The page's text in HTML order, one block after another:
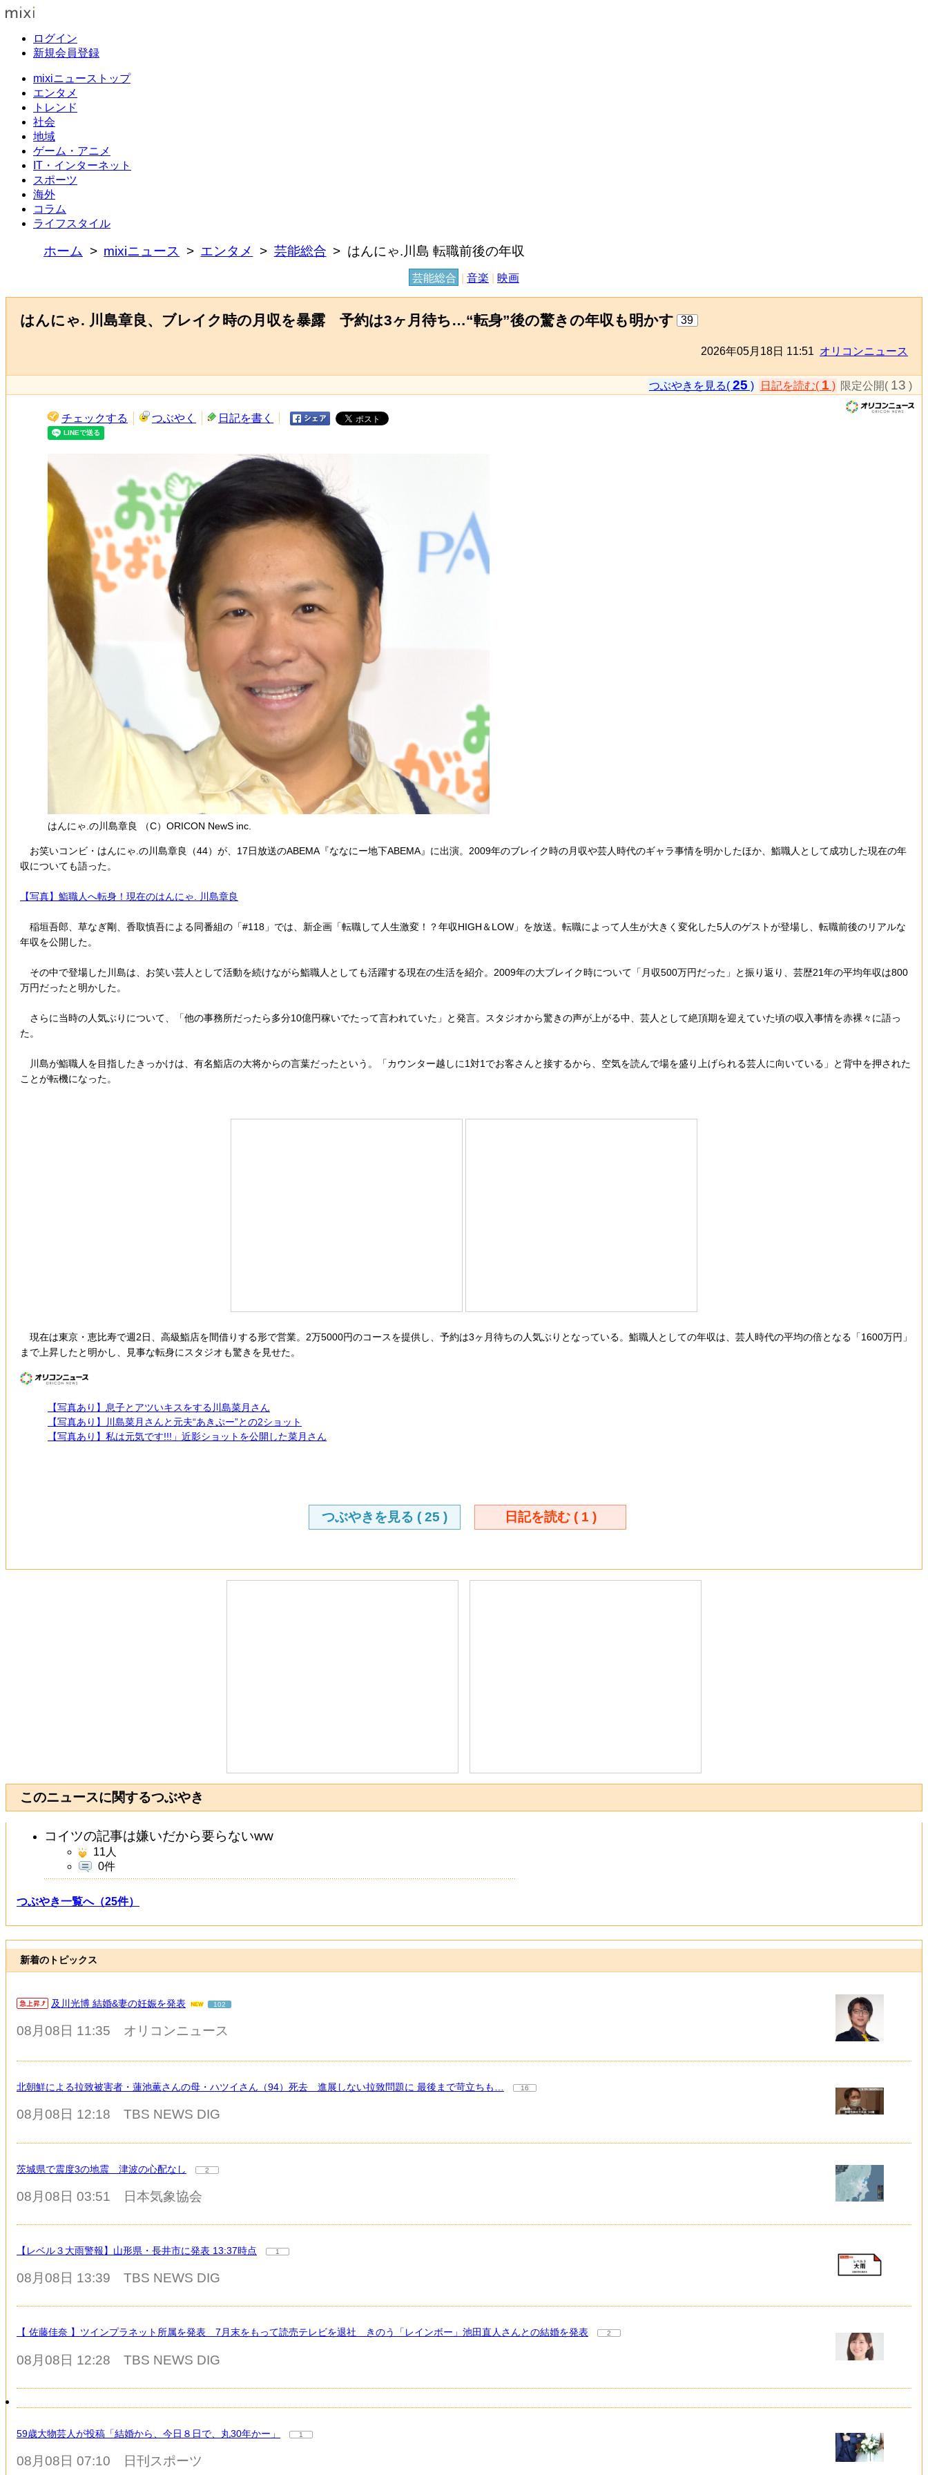
ログイン
新規会員登録
mixiニューストップ
エンタメ
トレンド
社会
地域
ゲーム・アニメ
IT・インターネット
スポーツ
海外
コラム
ライフスタイル
ホーム mixiニュース エンタメ 芸能総合 はんにゃ.川島 転職前後の年収
芸能総合 音楽 映画
はんにゃ. 川島章良、ブレイク時の月収を暴露 予約は3ヶ月待ち…“転身”後の驚きの年収も明かす 39
2026年05月18日 11:51 オリコンニュース
つぶやきを見る( 25 ) 日記を読む( 1 ) 限定公開( 13 )
チェックする つぶやく 日記を書く
はんにゃ.の川島章良 （C）ORICON NewS inc.
お笑いコンビ・はんにゃ.の川島章良（44）が、17日放送のABEMA『ななにー地下ABEMA』に出演。2009年のブレイク時の月収や芸人時代のギャラ事情を明かしたほか、鮨職人として成功した現在の年
収についても語った。
【写真】鮨職人へ転身！現在のはんにゃ. 川島章良
稲垣吾郎、草なぎ剛、香取慎吾による同番組の「#118」では、新企画「転職して人生激変！？年収HIGH＆LOW」を放送。転職によって人生が大きく変化した5人のゲストが登場し、転職前後のリアルな
年収を公開した。
その中で登場した川島は、お笑い芸人として活動を続けながら鮨職人としても活躍する現在の生活を紹介。2009年の大ブレイク時について「月収500万円だった」と振り返り、芸歴21年の平均年収は800
万円だったと明かした。
さらに当時の人気ぶりについて、「他の事務所だったら多分10億円稼いでたって言われていた」と発言。スタジオから驚きの声が上がる中、芸人として絶頂期を迎えていた頃の収入事情を赤裸々に語っ
た。
川島が鮨職人を目指したきっかけは、有名鮨店の大将からの言葉だったという。「カウンター越しに1対1でお客さんと接するから、空気を読んで場を盛り上げられる芸人に向いている」と背中を押された
ことが転機になった。
現在は東京・恵比寿で週2日、高級鮨店を間借りする形で営業。2万5000円のコースを提供し、予約は3ヶ月待ちの人気ぶりとなっている。鮨職人としての年収は、芸人時代の平均の倍となる「1600万円」
まで上昇したと明かし、見事な転身にスタジオも驚きを見せた。
【写真あり】息子とアツいキスをする川島菜月さん
【写真あり】川島菜月さんと元夫“あきぷー”との2ショット
【写真あり】私は元気です!!!」近影ショットを公開した菜月さん
つぶやきを見る ( 25 ) 日記を読む ( 1 )
このニュースに関するつぶやき
コイツの記事は嫌いだから要らないww
11 人
0件
つぶやき一覧へ（25件）
新着のトピックス
及川光博 結婚&妻の妊娠を発表 102
08月08日 11:35 オリコンニュース
北朝鮮による拉致被害者・蓮池薫さんの母・ハツイさん（94）死去 進展しない拉致問題に 最後まで苛立ちも… 16
08月08日 12:18 TBS NEWS DIG
茨城県で震度3の地震 津波の心配なし 2
08月08日 03:51 日本気象協会
【レベル３大雨警報】山形県・長井市に発表 13:37時点 1
08月08日 13:39 TBS NEWS DIG
【 佐藤佳奈 】ツインプラネット所属を発表 7月末をもって読売テレビを退社 きのう「レインボー」池田直人さんとの結婚を発表 2
08月08日 12:28 TBS NEWS DIG
59歳大物芸人が投稿「結婚から、今日８日で、丸30年かー」 1
08月08日 07:10 日刊スポーツ